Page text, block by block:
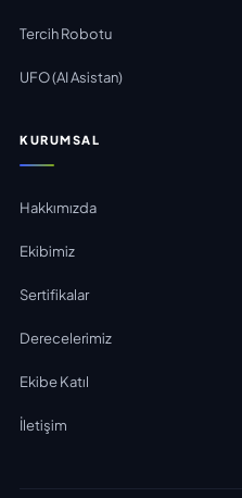
Tercih Robotu
UFO (AI Asistan)
KURUMSAL
Hakkımızda
Ekibimiz
Sertifikalar
Derecelerimiz
Ekibe Katıl
İletişim